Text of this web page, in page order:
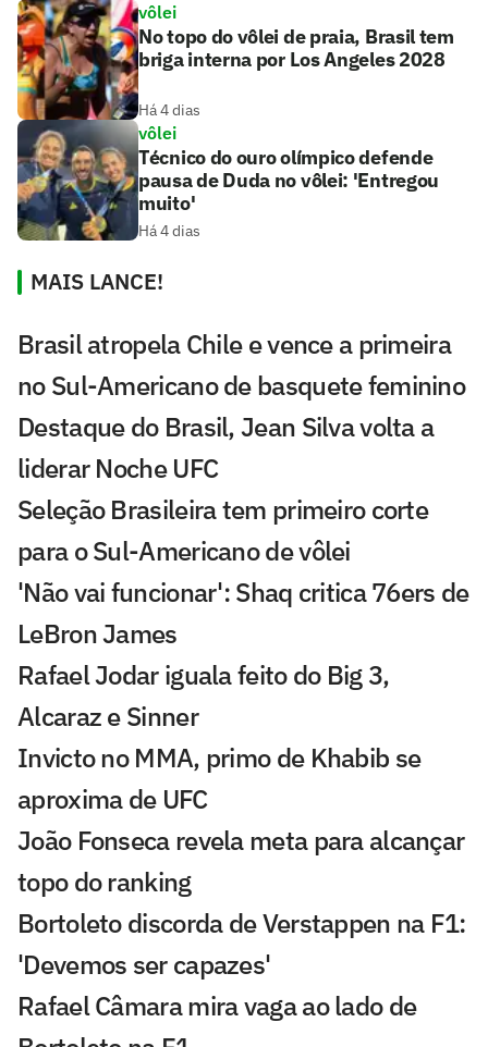
vôlei
No topo do vôlei de praia, Brasil tem
briga interna por Los Angeles 2028
Há 4 dias
vôlei
Técnico do ouro olímpico defende
pausa de Duda no vôlei: 'Entregou
muito'
Há 4 dias
MAIS LANCE!
Brasil atropela Chile e vence a primeira
no Sul-Americano de basquete feminino
Destaque do Brasil, Jean Silva volta a
liderar Noche UFC
Seleção Brasileira tem primeiro corte
para o Sul-Americano de vôlei
'Não vai funcionar': Shaq critica 76ers de
LeBron James
Rafael Jodar iguala feito do Big 3,
Alcaraz e Sinner
Invicto no MMA, primo de Khabib se
aproxima de UFC
João Fonseca revela meta para alcançar
topo do ranking
Bortoleto discorda de Verstappen na F1:
'Devemos ser capazes'
Rafael Câmara mira vaga ao lado de